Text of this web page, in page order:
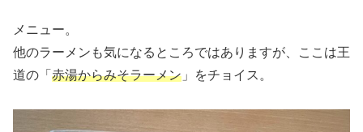
メニュー。
他のラーメンも気になるところではありますが、ここは王
道の「 赤湯からみそラーメン 」をチョイス。